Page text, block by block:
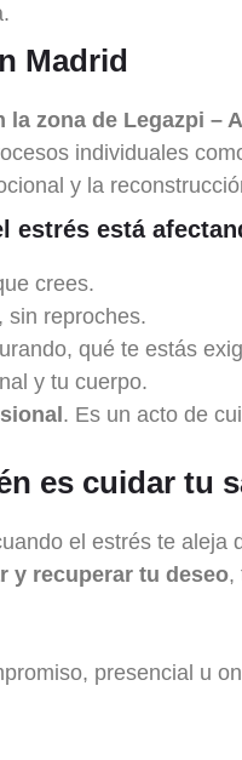
Madrid
la zona de Legazpi –
individuales
y la
estrés está
crees.
sin reproches.
qué te estás
y tu cuerpo.
. Es un acto de
es cuidar tu
el estrés te
y recuperar tu deseo,
presencial u